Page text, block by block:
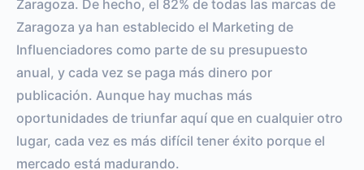
Zaragoza. De hecho, el 82% de todas las marcas de
Zaragoza ya han establecido el Marketing de
Influenciadores como parte de su presupuesto
anual, y cada vez se paga más dinero por
publicación. Aunque hay muchas más
oportunidades de triunfar aquí que en cualquier otro
lugar, cada vez es más difícil tener éxito porque el
mercado está madurando.